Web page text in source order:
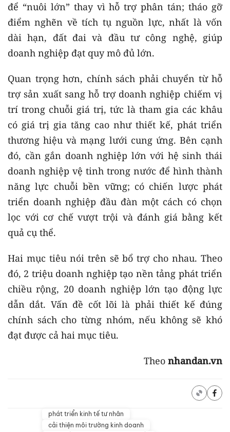
để “nuôi lớn” thay vì hỗ trợ phân tán; tháo gỡ
điểm nghẽn về tích tụ nguồn lực, nhất là vốn
dài hạn, đất đai và đầu tư công nghệ, giúp
doanh nghiệp đạt quy mô đủ lớn.
Quan trọng hơn, chính sách phải chuyển từ hỗ
trợ sản xuất sang hỗ trợ doanh nghiệp chiếm vị
trí trong chuỗi giá trị, tức là tham gia các khâu
có giá trị gia tăng cao như thiết kế, phát triển
thương hiệu và mạng lưới cung ứng. Bên cạnh
đó, cần gắn doanh nghiệp lớn với hệ sinh thái
doanh nghiệp vệ tinh trong nước để hình thành
năng lực chuỗi bền vững; có chiến lược phát
triển doanh nghiệp đầu đàn một cách có chọn
lọc với cơ chế vượt trội và đánh giá bằng kết
quả cụ thể.
Hai mục tiêu nói trên sẽ bổ trợ cho nhau. Theo
đó, 2 triệu doanh nghiệp tạo nền tảng phát triển
chiều rộng, 20 doanh nghiệp lớn tạo động lực
dẫn dắt. Vấn đề cốt lõi là phải thiết kế đúng
chính sách cho từng nhóm, nếu không sẽ khó
đạt được cả hai mục tiêu.
Theo nhandan.vn
phát triển kinh tế tư nhân
cải thiện môi trường kinh doanh